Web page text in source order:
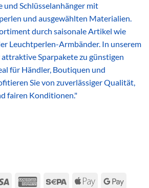
und Schlüsselanhänger mit
und ausgewählten Materialien.
durch saisonale Artikel wie
Leuchtperlen-Armbänder. In unserem
Sparpakete zu günstigen
für Händler, Boutiquen und
Sie von zuverlässiger Qualität,
fairen Konditionen."
Visa
American Sepa
Apple
Google